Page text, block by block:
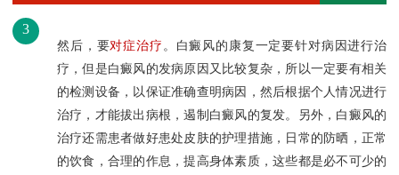
3
然后，要对症治疗 。白癜风的康复一定要针对病因进行治
疗，但是白癜风的发病原因又比较复杂，所以一定要有相关
的检测设备，以保证准确查明病因，然后根据个人情况进行
治疗，才能拔出病根，遏制白癜风的复发。另外，白癜风的
治疗还需患者做好患处皮肤的护理措施，日常的防晒，正常
的饮食，合理的作息，提高身体素质，这些都是必不可少的